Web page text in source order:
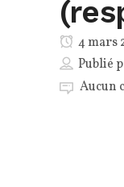
4 mars
Publié
Aucun